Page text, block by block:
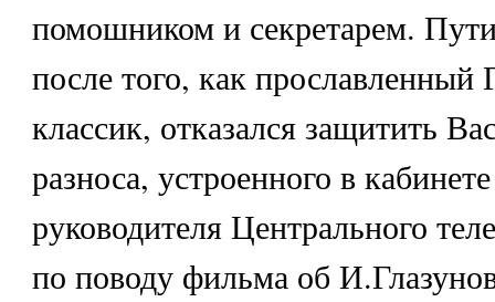
помошником и секретарем.
после того, как прославленный
классик, отказался защитить
разноса, устроенного в
руководителя Центрального
по поводу фильма об